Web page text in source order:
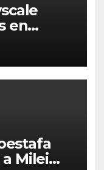
en
Milei